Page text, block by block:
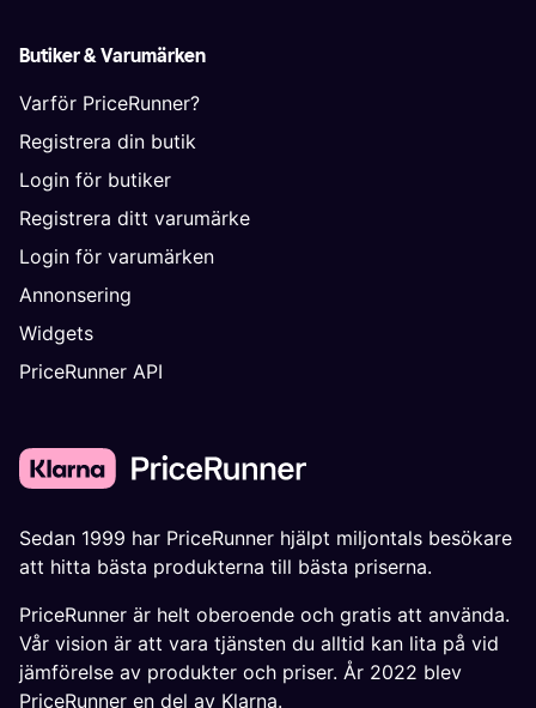
Butiker & Varumärken
Varför PriceRunner?
Registrera din butik
Login för butiker
Registrera ditt varumärke
Login för varumärken
Annonsering
Widgets
PriceRunner API
Sedan 1999 har PriceRunner hjälpt miljontals besökare
att hitta bästa produkterna till bästa priserna.
PriceRunner är helt oberoende och gratis att använda.
Vår vision är att vara tjänsten du alltid kan lita på vid
jämförelse av produkter och priser. År 2022 blev
PriceRunner en del av Klarna.